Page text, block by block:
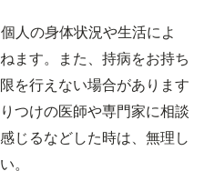
人の身体状況や生活によ
ます。また、持病をお持ち
を行えない場合があります
つけの医師や専門家に相談
じるなどした時は、無理し
。